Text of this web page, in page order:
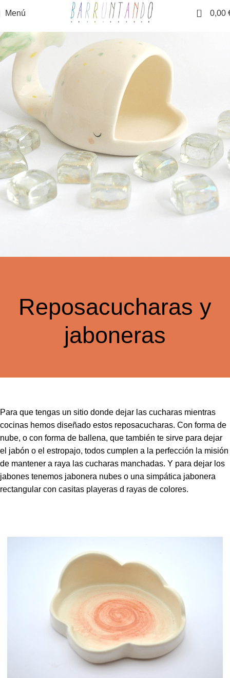
Menú 0 0,00
Reposacucharas y
jaboneras
Para que tengas un sitio donde dejar las cucharas mientras
cocinas hemos diseñado estos reposacucharas. Con forma de
nube, o con forma de ballena, que también te sirve para dejar
el jabón o el estropajo, todos cumplen a la perfección la misión
de mantener a raya las cucharas manchadas. Y para dejar los
jabones tenemos jabonera nubes o una simpática jabonera
rectangular con casitas playeras d rayas de colores.